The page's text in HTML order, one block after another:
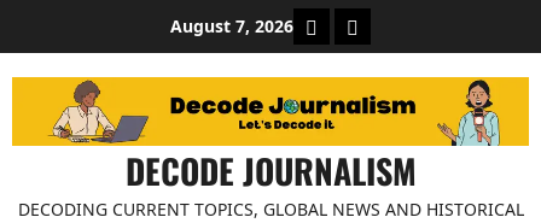
content
August 7, 2026 About Decode Journalism
Contact us
DECODE JOURNALISM
DECODING CURRENT TOPICS, GLOBAL NEWS AND HISTORICAL